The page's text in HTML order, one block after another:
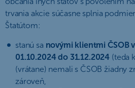
trvania akcie súčasne splnia
Štatútom:
stanú sa novými klientmi ČSOB
01.10.2024 do 31.12.2024 (teda
(vrátane) nemali s ČSOB žiadny
zároveň,